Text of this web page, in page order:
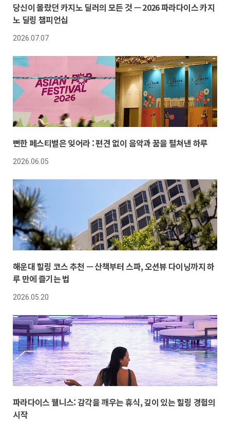
당신이 몰랐던 카지노 딜러의 모든 것 — 2026 파라다이스 카지
노 딜링 챔피언십
2026.07.07
뻔한 페스티벌은 잊어라 : 편견 없이 음악과 꿈을 펼쳐낸 하루
2026.06.05
해운대 힐링 코스 추천 — 산책부터 스파, 오션뷰 다이닝까지 하
루 만에 즐기는 법
2026.05.20
파라다이스 웰니스: 감각을 깨우는 휴식, 깊이 있는 힐링 경험의
시작